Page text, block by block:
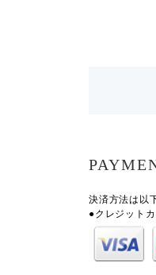
決済方法は以
●クレジット